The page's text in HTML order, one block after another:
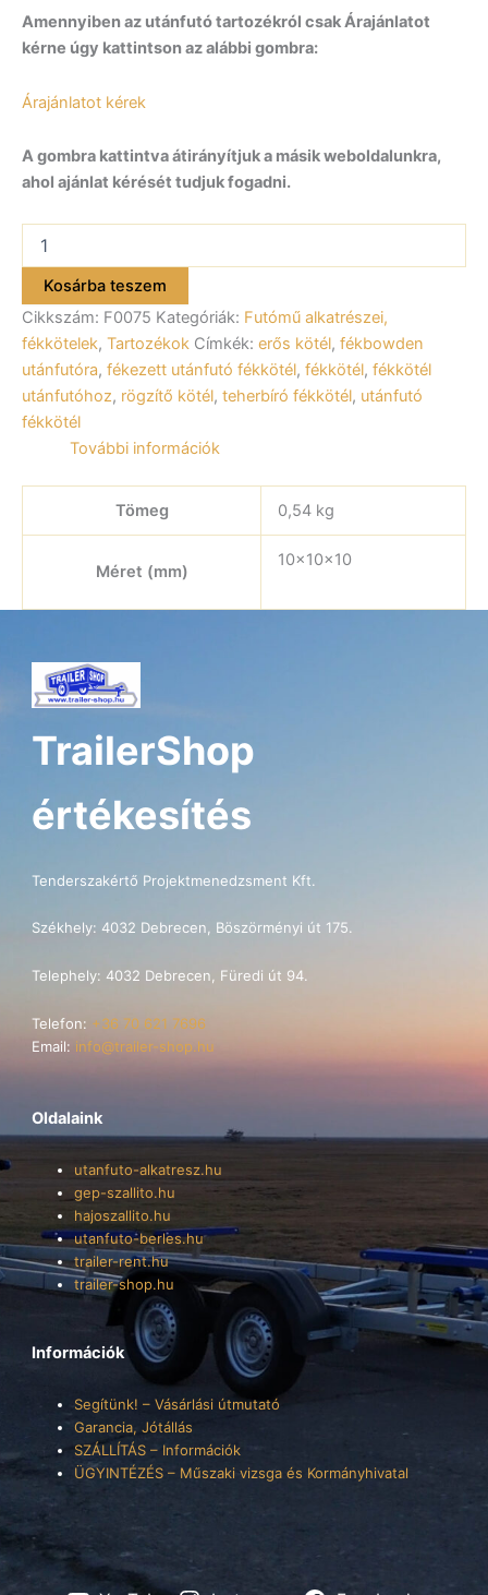
Amennyiben az utánfutó tartozékról csak Árajánlatot
kérne úgy kattintson az alábbi gombra:
Árajánlatot kérek
A gombra kattintva átirányítjuk a másik weboldalunkra,
ahol ajánlat kérését tudjuk fogadni.
1330/1540
F0075
mennyiség
Kosárba teszem
Cikkszám: F0075 Kategóriák: Futómű alkatrészei,
fékkötelek, Tartozékok Címkék: erős kötél, fékbowden
utánfutóra, fékezett utánfutó fékkötél, fékkötél, fékkötél
utánfutóhoz, rögzítő kötél, teherbíró fékkötél, utánfutó
fékkötél
További információk
Tömeg 0,54 kg
Méret (mm)
10x10x10
TrailerShop
értékesítés
Tenderszakértő Projektmenedzsment Kft.
Székhely: 4032 Debrecen, Böszörményi út 175.
Telephely: 4032 Debrecen, Füredi út 94.
Telefon: +36 70 621 7696
Email: info@trailer-shop.hu
Oldalaink
utanfuto-alkatresz.hu
gep-szallito.hu
hajoszallito.hu
utanfuto-berles.hu
trailer-rent.hu
trailer-shop.hu
Információk
Segítünk! – Vásárlási útmutató
Garancia, Jótállás
SZÁLLÍTÁS – Információk
ÜGYINTÉZÉS – Műszaki vizsga és Kormányhivatal